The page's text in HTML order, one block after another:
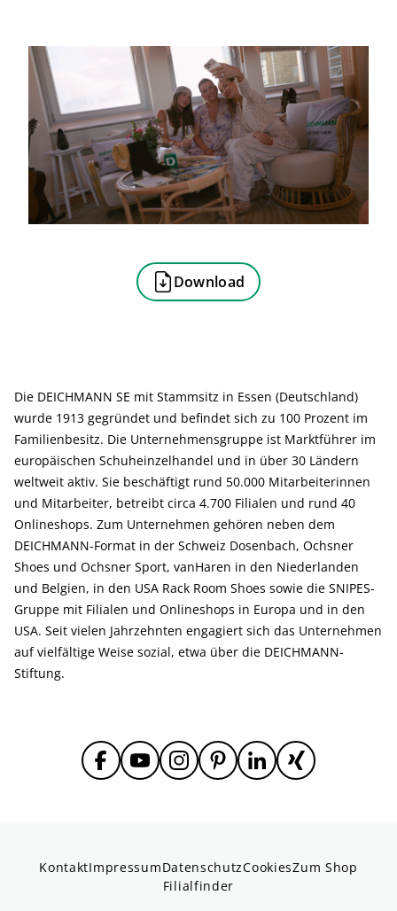
Download
Die DEICHMANN SE mit Stammsitz in Essen (Deutschland)
wurde 1913 gegründet und befindet sich zu 100 Prozent im
Familienbesitz. Die Unternehmensgruppe ist Marktführer im
europäischen Schuheinzelhandel und in über 30 Ländern
weltweit aktiv. Sie beschäftigt rund 50.000 Mitarbeiterinnen
und Mitarbeiter, betreibt circa 4.700 Filialen und rund 40
Onlineshops. Zum Unternehmen gehören neben dem
DEICHMANN-Format in der Schweiz Dosenbach, Ochsner
Shoes und Ochsner Sport, vanHaren in den Niederlanden
und Belgien, in den USA Rack Room Shoes sowie die SNIPES-
Gruppe mit Filialen und Onlineshops in Europa und in den
USA. Seit vielen Jahrzehnten engagiert sich das Unternehmen
auf vielfältige Weise sozial, etwa über die DEICHMANN-
Stiftung.
KontaktImpressumDatenschutzCookiesZum Shop
Filialfinder